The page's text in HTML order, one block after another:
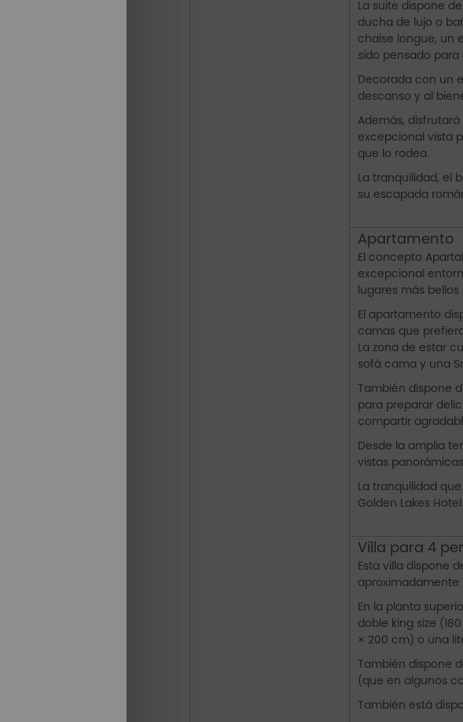
La suite dispone
ducha de lujo o
chaise longue, un
sido pensado
Decorada con un
descanso y al
Además,
excepcional vista
que lo rodea.
La tranquilidad, el
su escapada
Apartamento
El concepto
excepcional
lugares más bellos
El apartamento
camas que
La zona de estar
sofá cama y una
También dispone
para preparar
compartir
Desde la amplia
vistas
La tranquilidad
Golden Lakes
Villa para 4
Esta villa dispone
aproximadamente
En la planta
doble king size
× 200 cm) o una
También dispone
(que en algunos
También está